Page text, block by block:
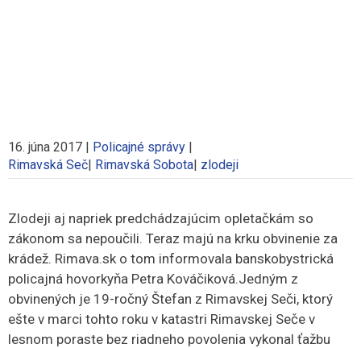
16. júna 2017 | Policajné správy |
Rimavská Seč| Rimavská Sobota| zlodeji
Zlodeji aj napriek predchádzajúcim opletačkám so
zákonom sa nepoučili. Teraz majú na krku obvinenie za
krádež. Rimava.sk o tom informovala banskobystrická
policajná hovorkyňa Petra Kováčiková.Jedným z
obvinených je 19-ročný Štefan z Rimavskej Seči, ktorý
ešte v marci tohto roku v katastri Rimavskej Seče v
lesnom poraste bez riadneho povolenia vykonal ťažbu